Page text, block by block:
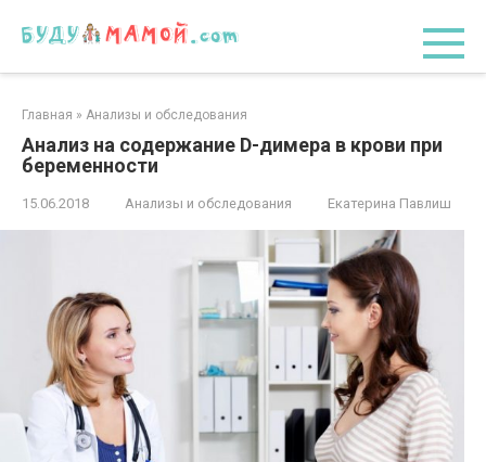
Главная » Анализы и обследования
Анализ на содержание D-димера в крови при
беременности
15.06.2018 Анализы и обследования Екатерина Павлиш